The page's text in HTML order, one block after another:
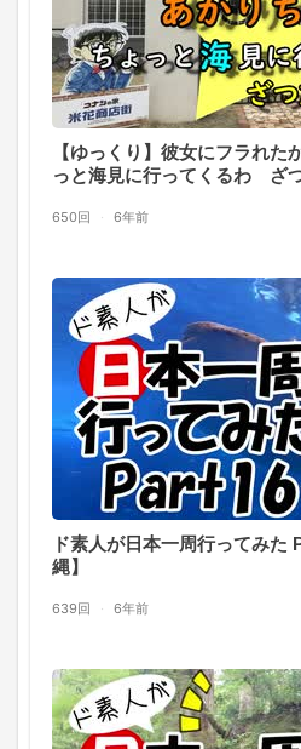
【ゆっくり】彼女にフラれた
っと海見に行ってくるわ ざ
650回 · 6年前
ド素人が日本一周行ってみ
縄】
639回 · 6年前